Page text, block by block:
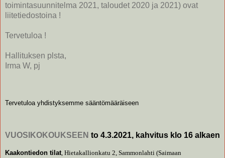
toimintasuunnitelma 2021, taloudet 2020 ja 2021) ovat
liitetiedostoina !
Tervetuloa !
Hallituksen plsta,
Irma W, pj
Tervetuloa yhdistyksemme sääntömääräiseen
VUOSIKOKOUKSEEN to 4.3.2021, kahvitus klo 16 alkaen
Kaakontiedon tilat , Hietakallionkatu 2, Sammonlahti (Saimaan